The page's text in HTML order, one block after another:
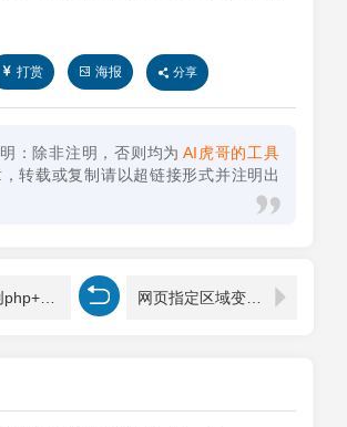
打赏 海报 分享
：除非注明，否则均为 AI虎哥的工具
，转载或复制请以超链接形式并注明出